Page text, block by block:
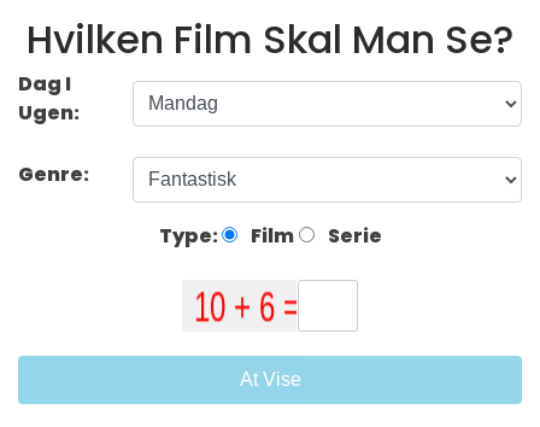
Hvilken Film Skal Man Se?
Dag I
Ugen:
Genre:
Type: Film Serie
At Vise